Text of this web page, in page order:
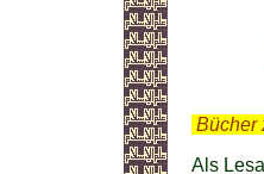
Bücher
Als